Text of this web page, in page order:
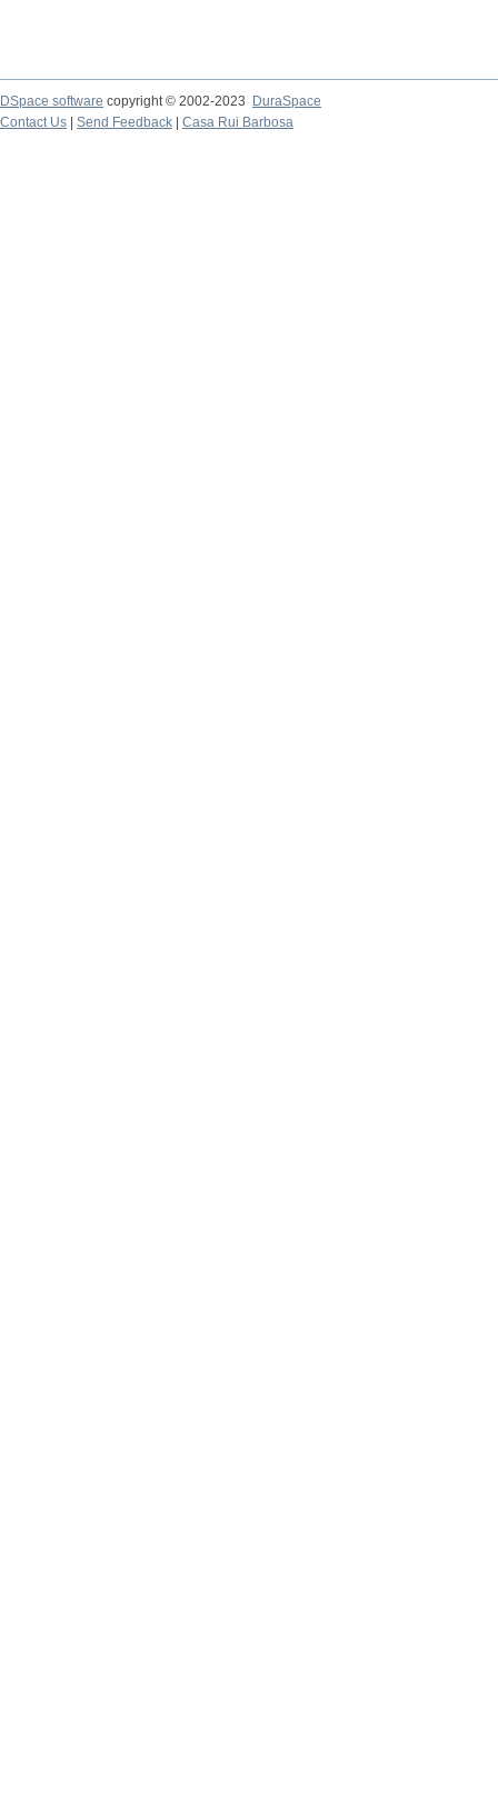
DSpace software copyright © 2002-2023
DuraSpace
Contact Us
Send Feedback Casa Rui Barbosa